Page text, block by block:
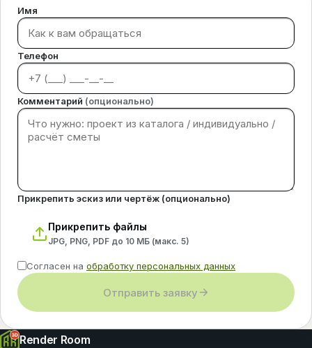
Имя
Телефон
Комментарий (опционально)
Прикрепить эскиз или чертёж (опционально)
Прикрепить файлы
JPG, PNG, PDF до 10 МБ (макс. 5)
Согласен на обработку персональных данных
Отправить заявку
Render Room